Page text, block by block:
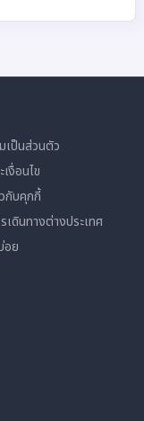
เป็นส่วนตัว
งื่อนไข
กับคุกกี้
เดินทางต่างประเทศ
อย